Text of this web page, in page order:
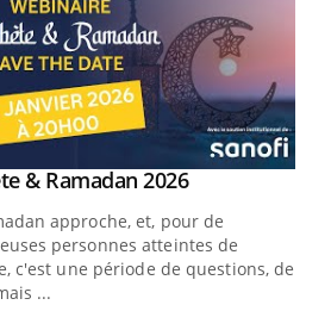
& Ramadan 2026Youtube
approche, et, pour de
personnes atteintes de
c'est une période de questions, de
...